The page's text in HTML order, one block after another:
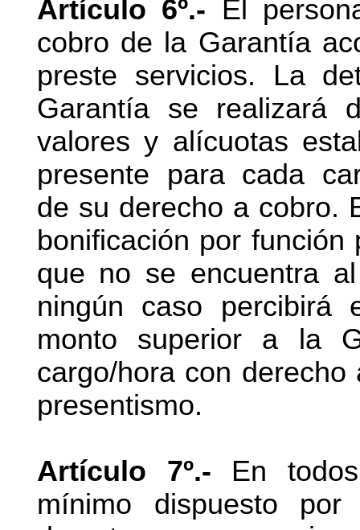
Artículo 6º.- El
cobro de la Garantía
preste servicios. La
Garantía se realizará
valores y alícuotas
presente para cada
de su derecho a cobro.
bonificación por
que no se encuentra
ningún caso percibirá
monto superior a la
cargo/hora con
presentismo.
Artículo 7º.- En
mínimo dispuesto